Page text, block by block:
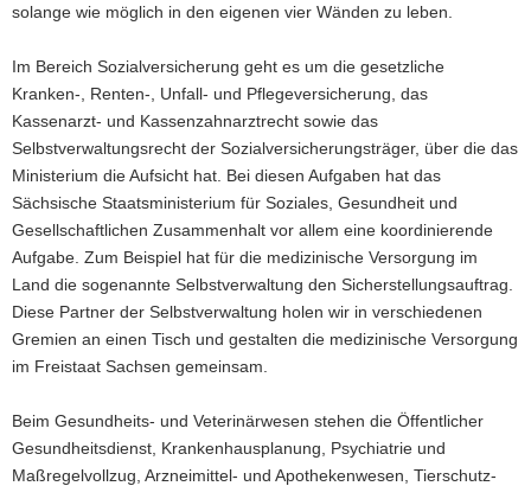
i
n
solange wie möglich in den eigenen vier Wänden zu leben.
Im Bereich Sozialversicherung geht es um die gesetzliche
Kranken-, Renten-, Unfall- und Pflegeversicherung, das
Kassenarzt- und Kassenzahnarztrecht sowie das
Selbstverwaltungsrecht der Sozialversicherungsträger, über die das
Ministerium die Aufsicht hat. Bei diesen Aufgaben hat das
Sächsische Staatsministerium für Soziales, Gesundheit und
Gesellschaftlichen Zusammenhalt vor allem eine koordinierende
Aufgabe. Zum Beispiel hat für die medizinische Versorgung im
Land die sogenannte Selbstverwaltung den Sicherstellungsauftrag.
Diese Partner der Selbstverwaltung holen wir in verschiedenen
Gremien an einen Tisch und gestalten die medizinische Versorgung
im Freistaat Sachsen gemeinsam.
Beim Gesundheits- und Veterinärwesen stehen die Öffentlicher
Gesundheitsdienst, Krankenhausplanung, Psychiatrie und
Maßregelvollzug, Arzneimittel- und Apothekenwesen, Tierschutz-